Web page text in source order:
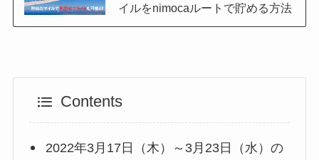
イルをnimocaルートで貯める方法
Contents
2022年3月17日（木）～3月23日（水）の